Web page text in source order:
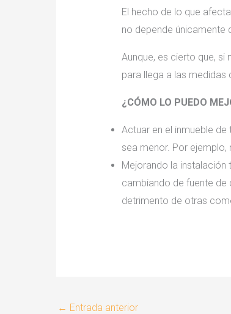
El hecho de lo que
no depende únicamente
Aunque, es cierto que,
para llega a las
¿CÓMO LO PUEDO
Actuar en el inmueble
sea menor. Por
Mejorando la instalación
cambiando de fuente de
detrimento de otras
← Entrada anterior